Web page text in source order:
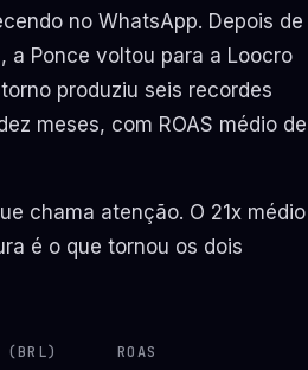
no WhatsApp. Depois de
a Ponce voltou para a Loocro
produziu seis recordes
meses, com ROAS médio de
chama atenção. O 21x médio
é o que tornou os dois
(BRL) ROAS